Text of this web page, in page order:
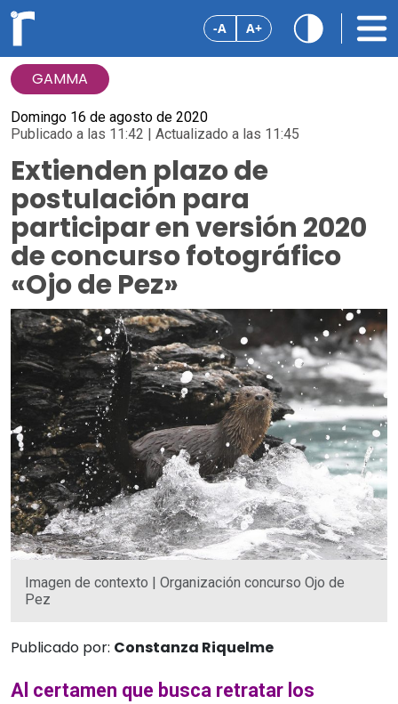
-A A+
GAMMA
Domingo 16 de agosto de 2020
Publicado a las 11:42 | Actualizado a las 11:45
Extienden plazo de
postulación para
participar en versión 2020
de concurso fotográfico
«Ojo de Pez»
Imagen de contexto | Organización concurso Ojo de
Pez
Publicado por: Constanza Riquelme
Al certamen que busca retratar los